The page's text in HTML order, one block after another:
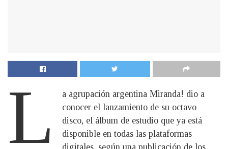
L
a agrupación argentina Miranda! dio a
conocer el lanzamiento de su octavo
disco, el álbum de estudio que ya está
disponible en todas las plataformas
digitales, según una publicación de los